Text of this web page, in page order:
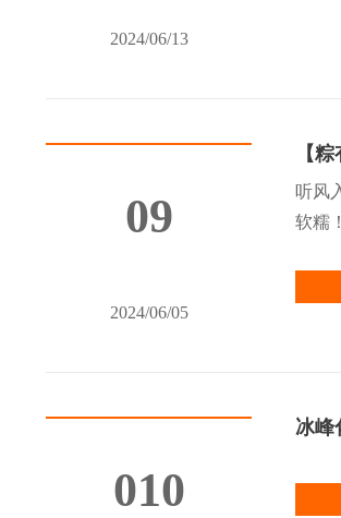
2024/06/13
09
2024/06/05
【
听风
软糯
010
冰峰